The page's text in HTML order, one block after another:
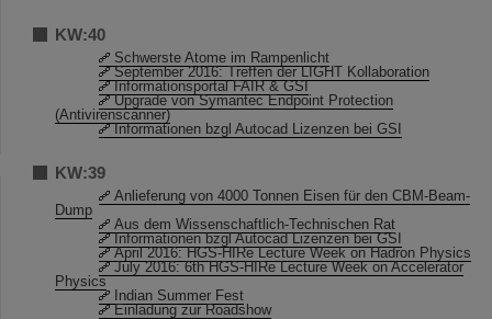
KW:40
Schwerste Atome im Rampenlicht
September 2016: Treffen der LIGHT Kollaboration
Informationsportal FAIR & GSI
Upgrade von Symantec Endpoint Protection
(Antivirenscanner)
Informationen bzgl Autocad Lizenzen bei GSI
KW:39
Anlieferung von 4000 Tonnen Eisen für den CBM-Beam-
Dump
Aus dem Wissenschaftlich-Technischen Rat
Informationen bzgl Autocad Lizenzen bei GSI
April 2016: HGS-HIRe Lecture Week on Hadron Physics
July 2016: 6th HGS-HIRe Lecture Week on Accelerator
Physics
Indian Summer Fest
Einladung zur Roadshow